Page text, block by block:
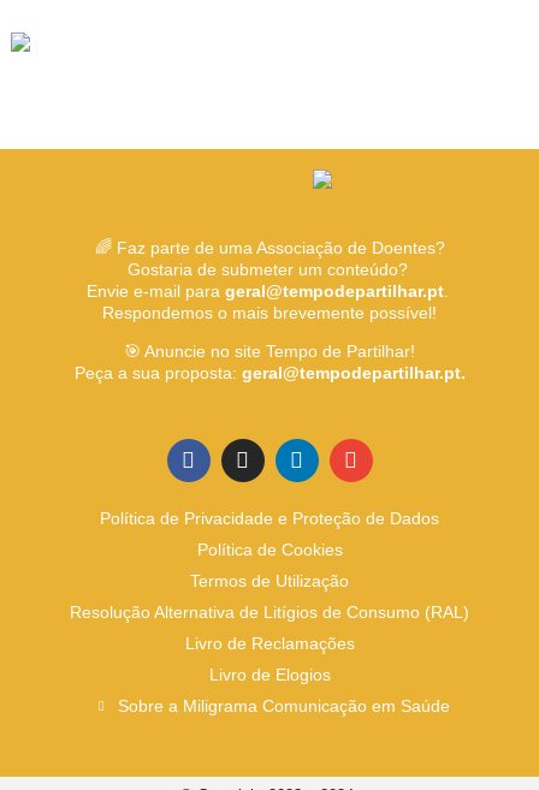
🌈 Faz parte de uma Associação de Doentes?
Gostaria de submeter um conteúdo?
Envie e-mail para geral@tempodepartilhar.pt.
Respondemos o mais brevemente possível!
🎯 Anuncie no site Tempo de Partilhar!
Peça a sua proposta: geral@tempodepartilhar.pt.
Política de Privacidade e Proteção de Dados
Política de Cookies
Termos de Utilização
Resolução Alternativa de Litígios de Consumo (RAL)
Livro de Reclamações
Livro de Elogios
Sobre a Miligrama Comunicação em Saúde